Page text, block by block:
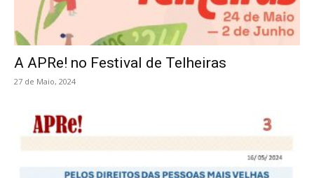
A APRe! no Festival de Telheiras
27 de Maio, 2024